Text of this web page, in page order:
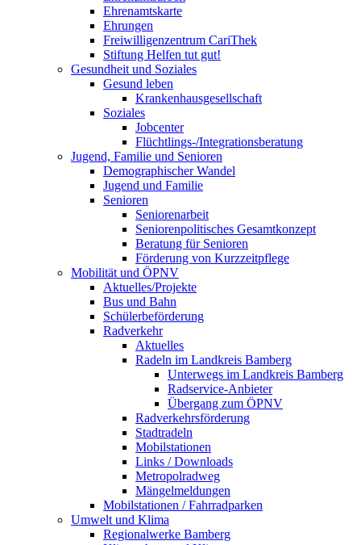
Ehrenamtskarte
Ehrungen
Freiwilligenzentrum CariThek
Stiftung Helfen tut gut!
Gesundheit und Soziales
Gesund leben
Krankenhausgesellschaft
Soziales
Jobcenter
Flüchtlings-/Integrationsberatung
Jugend, Familie und Senioren
Demographischer Wandel
Jugend und Familie
Senioren
Seniorenarbeit
Seniorenpolitisches Gesamtkonzept
Beratung für Senioren
Förderung von Kurzzeitpflege
Mobilität und ÖPNV
Aktuelles/Projekte
Bus und Bahn
Schülerbeförderung
Radverkehr
Aktuelles
Radeln im Landkreis Bamberg
Unterwegs im Landkreis Bamberg
Radservice-Anbieter
Übergang zum ÖPNV
Radverkehrsförderung
Stadtradeln
Mobilstationen
Links / Downloads
Metropolradweg
Mängelmeldungen
Mobilstationen / Fahrradparken
Umwelt und Klima
Regionalwerke Bamberg